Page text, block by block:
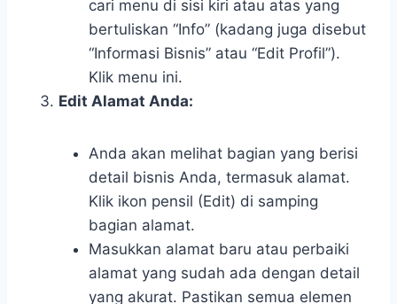
cari menu di sisi kiri atau atas yang
bertuliskan “Info” (kadang juga disebut
“Informasi Bisnis” atau “Edit Profil”).
Klik menu ini.
Edit Alamat Anda:
Anda akan melihat bagian yang berisi
detail bisnis Anda, termasuk alamat.
Klik ikon pensil (Edit) di samping
bagian alamat.
Masukkan alamat baru atau perbaiki
alamat yang sudah ada dengan detail
yang akurat. Pastikan semua elemen